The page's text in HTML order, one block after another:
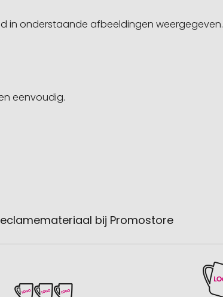
in onderstaande afbeeldingen weergegeven.
eenvoudig.
bij Promostore